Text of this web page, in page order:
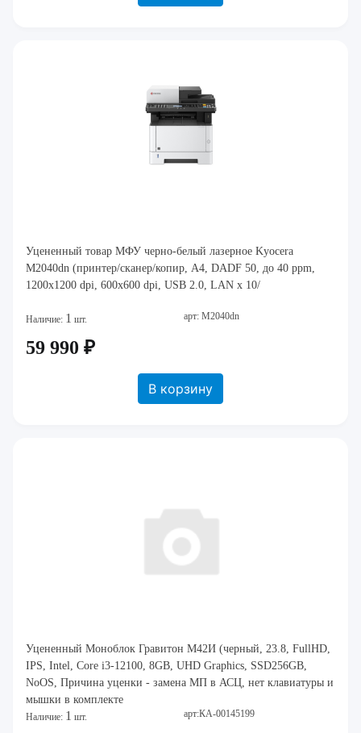
Уцененный товар МФУ черно-белый лазерное Kyocera
M2040dn (принтер/сканер/копир, A4, DADF 50, до 40 ppm,
1200x1200 dpi, 600x600 dpi, USB 2.0, LAN x 10/
Наличие: 1 шт. арт: M2040dn
59 990 ₽
В корзину
Уцененный Моноблок Гравитон М42И (черный, 23.8, FullHD,
IPS, Intel, Core i3-12100, 8GB, UHD Graphics, SSD256GB,
NoOS, Причина уценки - замена МП в АСЦ, нет клавиатуры и
мышки в комплекте
Наличие: 1 шт. арт:КА-00145199